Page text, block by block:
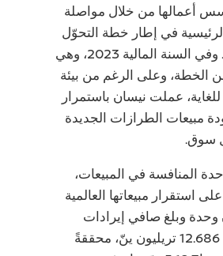
أعمالها من خلال مواصلة
الرئيسية في إطار خطة التحوّل
Nissan NEXT. وفي السنة المالية 2023، وهي
الخطة، وعلى الرغم من بيئة
عملت نيسان باستمرار
مبيعات الطرازات الجديدة
سوق.
المنافسة في المبيعات،
استقرار مبيعاتها العالمية
مليون وحدة وبلغ صافي إيرادات
نيسان الموحدة 12.686 تريليون ينّ، محققةً